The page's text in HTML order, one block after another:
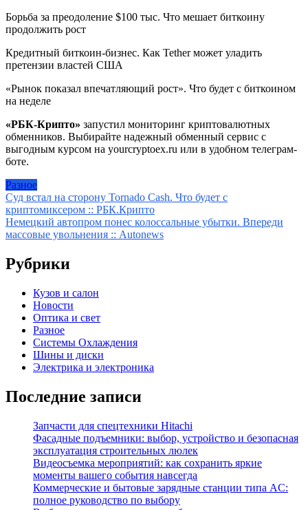
Борьба за преодоление $100 тыс. Что мешает биткоину
продолжить рост
Кредитный биткоин-бизнес. Как Tether может уладить
претензии властей США
«Рынок показал впечатляющий рост». Что будет с биткоином
на неделе
«РБК-Крипто» запустил мониторинг криптовалютных
обменников. Выбирайте надежный обменный сервис с
выгодным курсом на yourcryptoex.ru или в удобном телеграм-
боте.
Разное
Навигация
по
записям
Суд встал на сторону Tornado Cash. Что будет с
криптомиксером :: РБК.Крипто
Немецкий автопром понес колоссальные убытки. Впереди
массовые увольнения :: Autonews
Рубрики
Кузов и салон
Новости
Оптика и свет
Разное
Системы Охлаждения
Шины и диски
Электрика и электроника
Последние записи
Запчасти для спецтехники Hitachi
Фасадные подъемники: выбор, устройство и безопасная
эксплуатация строительных люлек
Видеосъемка мероприятий: как сохранить яркие
моменты вашего события навсегда
Коммерческие и бытовые зарядные станции типа AC:
полное руководство по выбору